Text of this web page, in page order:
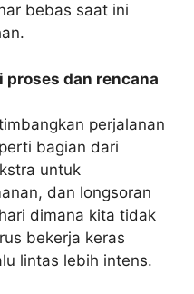
bebas saat ini
proses dan rencana
perjalanan
bagian dari
untuk
dan longsoran
dimana kita tidak
bekerja keras
lintas lebih intens.